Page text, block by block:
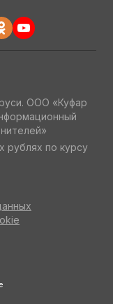
ООО «Куфар
рублях по курсу